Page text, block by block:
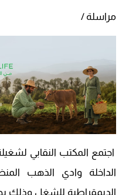
مراسلة /
اجتمع المكتب النقابي
الداخلة وادي الذهب
الديمقراطية للشغل وذلك